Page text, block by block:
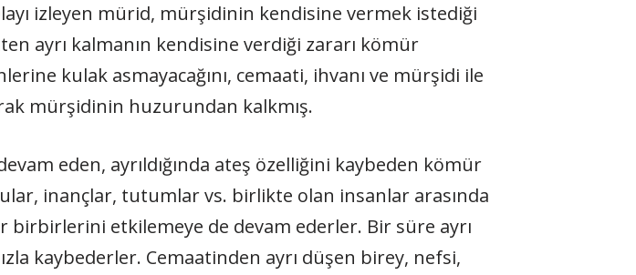
izleyen mürid, mürşidinin kendisine vermek istediği
ayrı kalmanın kendisine verdiği zararı kömür
kulak asmayacağını, cemaati, ihvanı ve mürşidi ile
mürşidinin huzurundan kalkmış.
eden, ayrıldığında ateş özelliğini kaybeden kömür
inançlar, tutumlar vs. birlikte olan insanlar arasında
etkilemeye de devam ederler. Bir süre ayrı
kaybederler. Cemaatinden ayrı düşen birey, nefsi,